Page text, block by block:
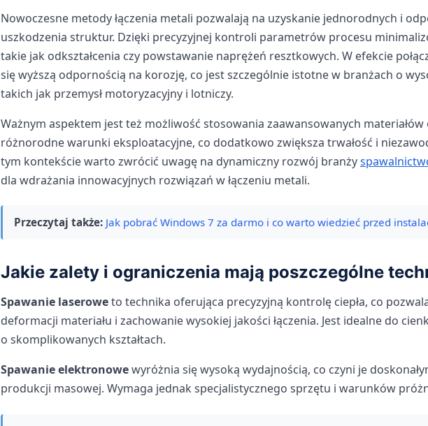
Nowoczesne metody łączenia metali pozwalają na uzyskanie jednorodnych i
uszkodzenia struktur. Dzięki precyzyjnej kontroli parametrów procesu
takie jak odkształcenia czy powstawanie naprężeń resztkowych. W efekcie
się wyższą odpornością na korozję, co jest szczególnie istotne w branżach o
takich jak przemysł motoryzacyjny i lotniczy.
Ważnym aspektem jest też możliwość stosowania zaawansowanych
różnorodne warunki eksploatacyjne, co dodatkowo zwiększa trwałość i
tym kontekście warto zwrócić uwagę na dynamiczny rozwój branży
dla wdrażania innowacyjnych rozwiązań w łączeniu metali.
Przeczytaj także: Jak pobrać Windows 7 za darmo i co warto wiedzieć przed
Jakie zalety i ograniczenia mają poszczególne
Spawanie laseroweto technika oferująca precyzyjną kontrolę ciepła, co
deformacji materiału i zachowanie wysokiej jakości łączenia. Jest idealne do
o skomplikowanych kształtach.
Spawanie elektronowewyróżnia się wysoką wydajnością, co czyni je
produkcji masowej. Wymaga jednak specjalistycznego sprzętu i warunków